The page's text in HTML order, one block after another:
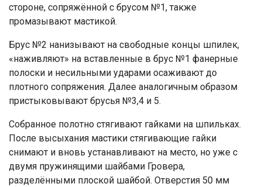
стороне, сопряжённой с брусом №1, также
промазывают мастикой.
Брус №2 нанизывают на свободные концы шпилек,
«наживляют» на вставленные в брус №1 фанерные
полоски и несильными ударами осаживают до
плотного сопряжения. Далее аналогичным образом
пристыковывают брусья №3,4 и 5.
Собранное полотно стягивают гайками на шпильках.
После высыхания мастики стягивающие гайки
снимают и вновь устанавливают на место, но уже с
двумя пружинящими шайбами Гровера,
разделёнными плоской шайбой. Отверстия 50 мм